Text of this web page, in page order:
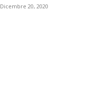
Dicembre 20, 2020